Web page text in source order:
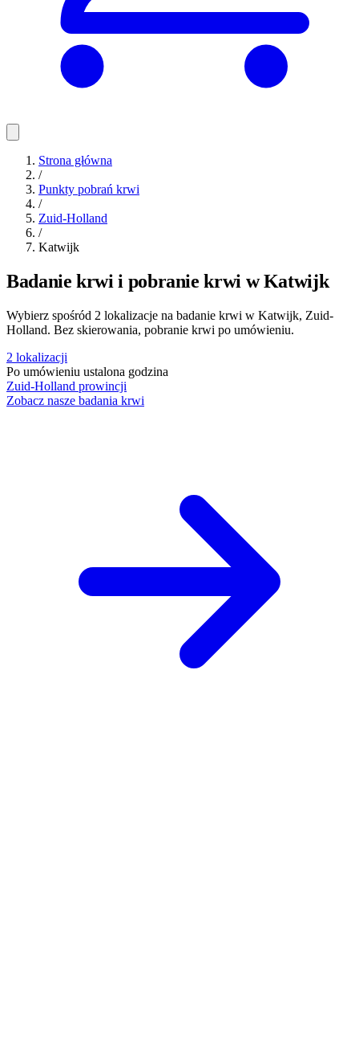
Strona główna
/
Punkty pobrań krwi
/
Zuid-Holland
/
Katwijk
Badanie krwi i pobranie krwi w Katwijk
Wybierz spośród 2 lokalizacje na badanie krwi w Katwijk, Zuid-
Holland. Bez skierowania, pobranie krwi po umówieniu.
2 lokalizacji
Po umówieniu ustalona godzina
Zuid-Holland prowincji
Zobacz nasze badania krwi